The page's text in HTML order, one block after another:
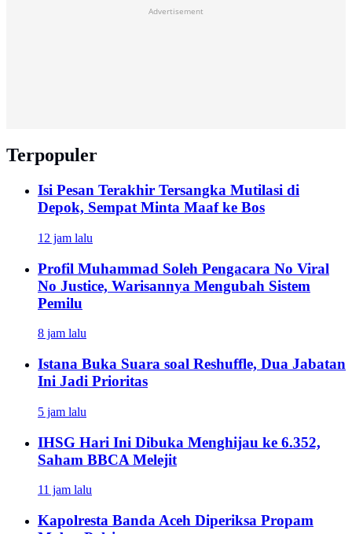
Advertisement
Terpopuler
Isi Pesan Terakhir Tersangka Mutilasi di
Depok, Sempat Minta Maaf ke Bos
12 jam lalu
Profil Muhammad Soleh Pengacara No Viral
No Justice, Warisannya Mengubah Sistem
Pemilu
8 jam lalu
Istana Buka Suara soal Reshuffle, Dua Jabatan
Ini Jadi Prioritas
5 jam lalu
IHSG Hari Ini Dibuka Menghijau ke 6.352,
Saham BBCA Melejit
11 jam lalu
Kapolresta Banda Aceh Diperiksa Propam